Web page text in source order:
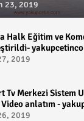
23, 2019
Halk Eğitim ve
2019
Tv Merkezi Sistem
anlatım -
2019